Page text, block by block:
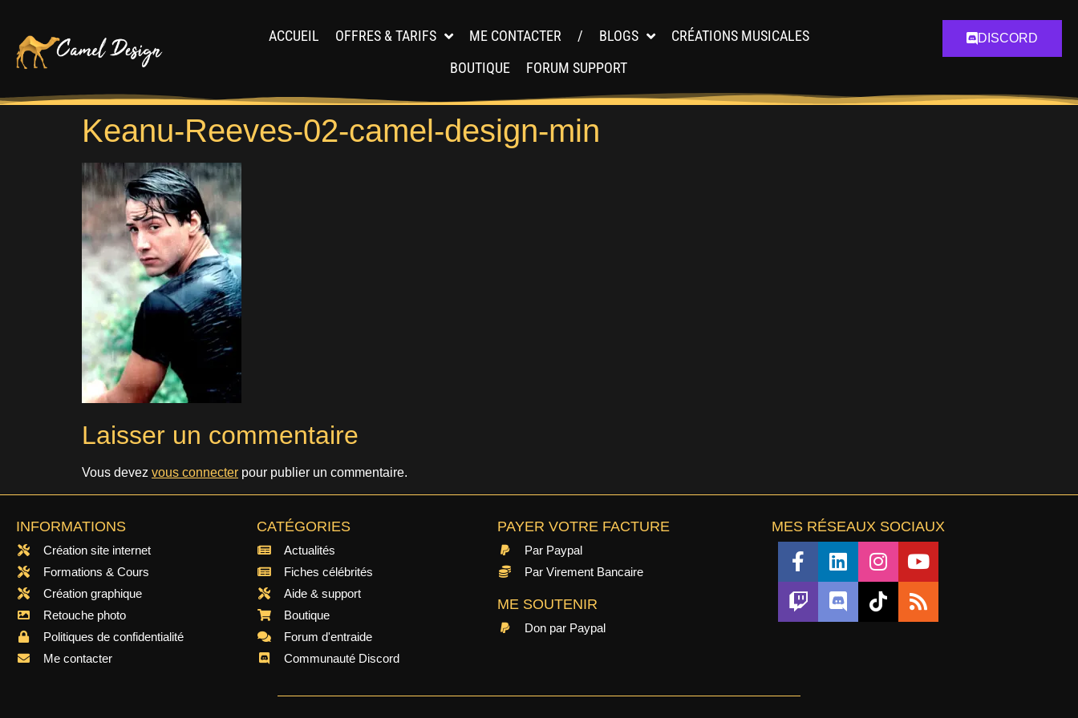
ACCUEIL OFFRES & TARIFS ME CONTACTER / BLOGS
CRÉATIONS MUSICALES
BOUTIQUE
FORUM SUPPORT
DISCORD
Keanu-Reeves-02-camel-design-min
Laisser un commentaire
Vous devez vous connecter pour publier un commentaire.
INFORMATIONS
Création site internet
Formations & Cours
Création graphique
Retouche photo
Politiques de confidentialité
Me contacter
CATÉGORIES
Actualités
Fiches célébrités
Aide & support
Boutique
Forum d'entraide
Communauté Discord
PAYER VOTRE FACTURE
Par Paypal
Par Virement Bancaire
ME SOUTENIR
Don par Paypal
MES RÉSEAUX SOCIAUX